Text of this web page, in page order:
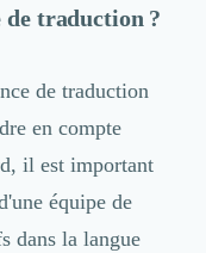
de traduction ?
de traduction
en compte
il est important
équipe de
dans la langue